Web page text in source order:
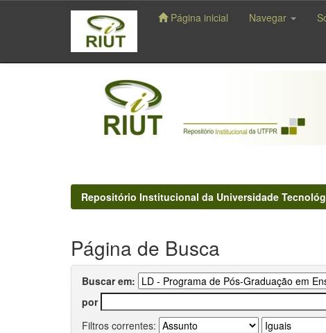
navigation
Página inicial Navegar
Repositório Institucional da Universidade
Página de Busca
Buscar em:
por
Filtros correntes: